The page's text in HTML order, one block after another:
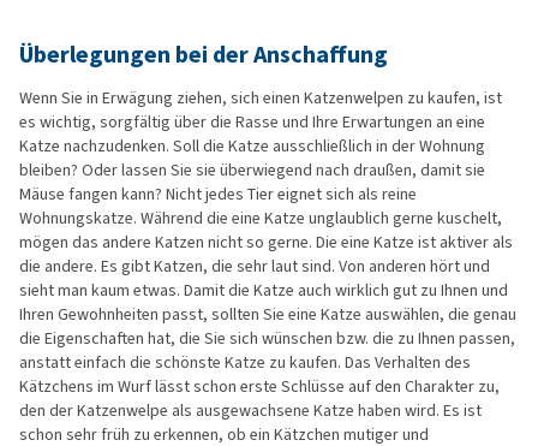
Überlegungen bei der Anschaffung
Wenn Sie in Erwägung ziehen, sich einen Katzenwelpen zu kaufen, ist
es wichtig, sorgfältig über die Rasse und Ihre Erwartungen an eine
Katze nachzudenken. Soll die Katze ausschließlich in der Wohnung
bleiben? Oder lassen Sie sie überwiegend nach draußen, damit sie
Mäuse fangen kann? Nicht jedes Tier eignet sich als reine
Wohnungskatze. Während die eine Katze unglaublich gerne kuschelt,
mögen das andere Katzen nicht so gerne. Die eine Katze ist aktiver als
die andere. Es gibt Katzen, die sehr laut sind. Von anderen hört und
sieht man kaum etwas. Damit die Katze auch wirklich gut zu Ihnen und
Ihren Gewohnheiten passt, sollten Sie eine Katze auswählen, die genau
die Eigenschaften hat, die Sie sich wünschen bzw. die zu Ihnen passen,
anstatt einfach die schönste Katze zu kaufen. Das Verhalten des
Kätzchens im Wurf lässt schon erste Schlüsse auf den Charakter zu,
den der Katzenwelpe als ausgewachsene Katze haben wird. Es ist
schon sehr früh zu erkennen, ob ein Kätzchen mutiger und